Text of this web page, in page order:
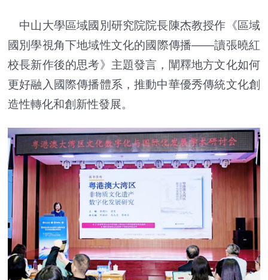
中山大學區域國別研究院院長陳杰教授作《區域
國別學視角下地域性文化的國際傳播——讀張曉紅
校長新作後的思考》主題發言，闡釋地方文化如何
更好融入國際傳播體系，推動中華優秀傳統文化創
造性轉化和創新性發展。